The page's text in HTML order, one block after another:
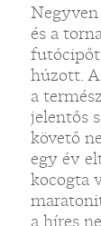
és a
futócipőt
húzott.
a
jelentős
követő
egy év
kocogta
a híres